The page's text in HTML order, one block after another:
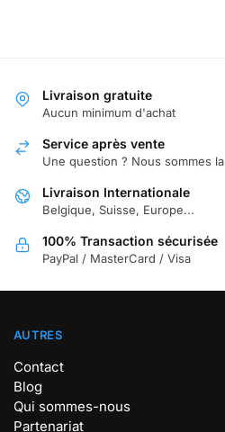
Livraison gratuite
Aucun minimum d'achat
Service après vente
Une question ? Nous sommes la
Livraison Internationale
Belgique, Suisse, Europe...
100% Transaction sécurisée
PayPal / MasterCard / Visa
AUTRES
Contact
Blog
Qui sommes-nous
Partenariat